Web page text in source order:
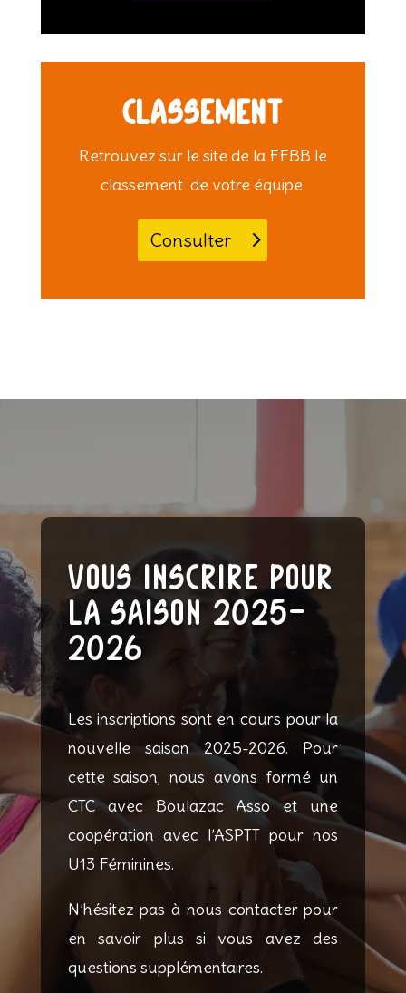
Classement
Retrouvez sur le site de la FFBB le
classement de votre équipe.
Consulter
Vous inscrire pour
la saison 2025-
2026
Les inscriptions sont en cours pour la
nouvelle saison 2025-2026. Pour
cette saison, nous avons formé un
CTC avec Boulazac Asso et une
coopération avec l’ASPTT pour nos
U13 Féminines.
N’hésitez pas à nous contacter pour
en savoir plus si vous avez des
questions supplémentaires.